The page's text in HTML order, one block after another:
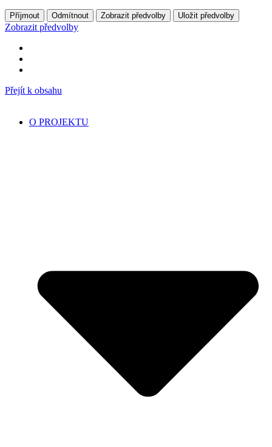
Příjmout Odmítnout Zobrazit předvolby Uložit předvolby
Zobrazit předvolby
Přejít k obsahu
O PROJEKTU